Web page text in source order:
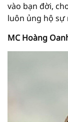
vào bạn đời,
luôn ủng hộ sự
MC Hoàng